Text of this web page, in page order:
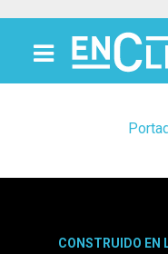
CONSTRUIDO EN